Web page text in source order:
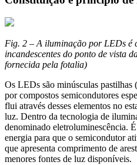
Fig. 2 – A iluminação por LEDs é
incandescentes do ponto de vista
fornecida pela fotalia)
Os LEDs são minúsculas pastilhas
por compostos semicondutores
flui através desses elementos no
luz. Dentro da tecnologia de
denominado eletroluminescência.
energia para que o semicondutor
que apresenta comprimento de
menores fontes de luz disponíveis.